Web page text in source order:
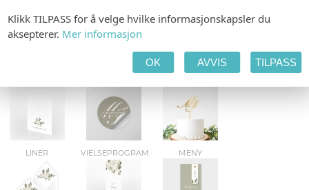
LINER VIELSEPROGRAM MENY
Klikk TILPASS for å velge hvilke informasjonskapsler du
aksepterer. Mer informasjon
OK AVVIS TILPASS